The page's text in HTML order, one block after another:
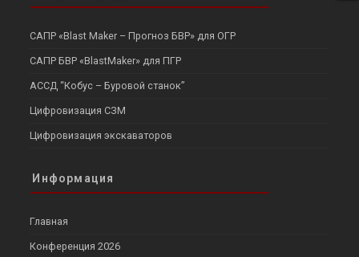
САПР «Blast Maker – Прогноз БВР» для ОГР
САПР БВР «BlastMaker» для ПГР
АССД “Кобус – Буровой станок”
Цифровизация СЗМ
Цифровизация экскаваторов
Информация
Главная
Конференция 2026